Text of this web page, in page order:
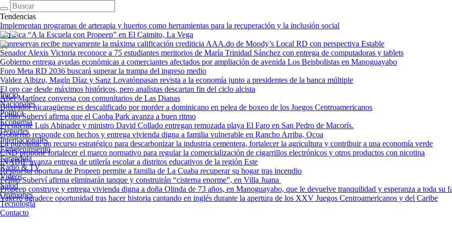
Tendencias
Implementan programas de arterapia y huertos como herramientas para la recuperación y la inclusión social
Arranca “A la Escuela con Propeep” en El Caimito, La Vega
Banreservas recibe nuevamente la máxima calificación crediticia AAA.do de Moody’s Local RD con perspectiva Estable
Senador Alexis Victoria reconoce a 75 estudiantes meritorios de María Trinidad Sánchez con entrega de computadoras y tablets
Gobierno entrega ayudas económicas a comerciantes afectados por ampliación de avenida Los Beisbolistas en Manoguayabo
Foro Meta RD 2036 buscará superar la trampa del ingreso medio
Valdez Albizu, Magín Díaz y Sanz Lovatónpasan revista a la economía junto a presidentes de la banca múltiple
El oro cae desde máximos históricos, pero analistas descartan fin del ciclo alcista
Abel Martínez conversa con comunitarios de Las Dianas
Boxeador nicaragüense es descalificado por morder a dominicano en pelea de boxeo de los Juegos Centroamericanos
Fellito Suberví afirma que el Caoba Park avanza a buen ritmo
Presidente Luis Abinader y ministro David Collado entregan remozada playa El Faro en San Pedro de Macorís.
Gobierno responde con hechos y entrega vivienda digna a familia vulnerable en Rancho Arriba, Ocoa
La puzolana: un recurso estratégico para descarbonizar la industria cementera, fortalecer la agricultura y contribuir a una economía verde
CND propone fortalecer el marco normativo para regular la comercialización de cigarrillos electrónicos y otros productos con nicotina
INABIE avanza entrega de utilería escolar a distritos educativos de la región Este
Respuesta oportuna de Propeep permite a familia de La Cuaba recuperar su hogar tras incendio
Fellito Suberví afirma eliminarán tanque y construirán “cisterna enorme”, en Villa Juana
Propeep construye y entrega vivienda digna a doña Olinda de 73 años, en Manoguayabo, que le devuelve tranquilidad y esperanza a toda su
Vakeró agradece oportunidad tras hacer historia cantando en inglés durante la apertura de los XXV Juegos Centroamericanos y del Caribe
Inicio
Nacionales
Política
Economía
Deportes
Internacionales
Entretenimiento
Farándula
Radio & TV
Videos
Salud
Opiniones
Tecnología
Contacto